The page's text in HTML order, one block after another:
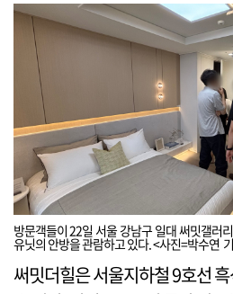
방문객들이 22일 서울 강남구 일대 써밋갤러
유닛의 안방을 관람하고 있다. <사진=박수연
써밋더힐은 서울지하철 9호선